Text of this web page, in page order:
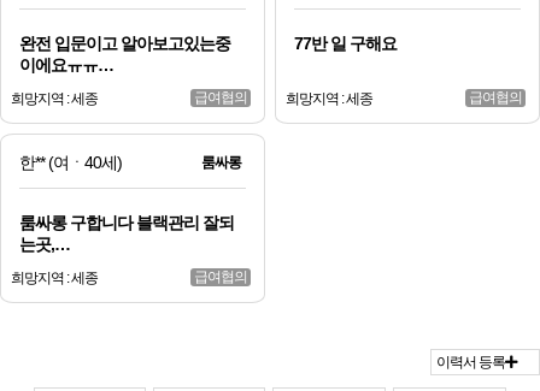
완전 입문이고 알아보고있는중
이에요ㅠㅠ…
희망지역 : 세종 급여협의
77반 일 구해요
희망지역 : 세종 급여협의
한**(여ㆍ40세) 룸싸롱
룸싸롱 구합니다 블랙관리 잘되
는곳,…
희망지역 : 세종 급여협의
이력서 등록